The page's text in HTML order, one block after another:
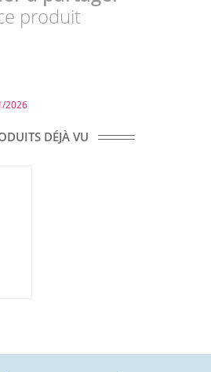
produit
2026
DÉJÀ VU